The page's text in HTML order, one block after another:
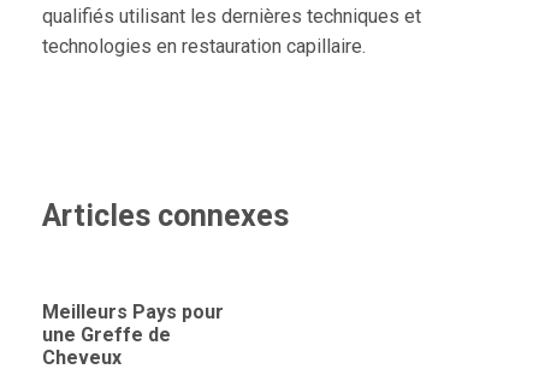
qualifiés utilisant les dernières techniques et
technologies en restauration capillaire.
Articles connexes
Meilleurs Pays pour
une Greffe de
Cheveux